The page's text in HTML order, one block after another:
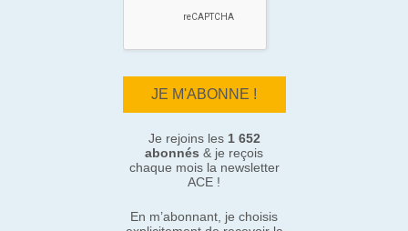
Je rejoins les 1 652
abonnés & je reçois
chaque mois la newsletter
ACE !
En m’abonnant, je choisis